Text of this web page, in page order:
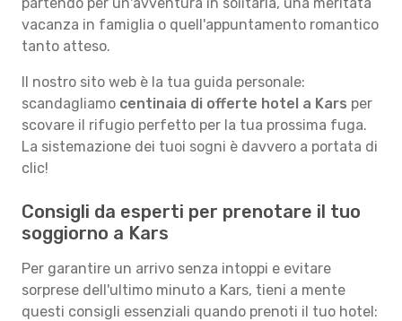
vacanza in famiglia o quell'appuntamento romantico
tanto atteso.
Il nostro sito web è la tua guida personale:
scandagliamo centinaia di offerte hotel a Kars per
scovare il rifugio perfetto per la tua prossima fuga.
La sistemazione dei tuoi sogni è davvero a portata di
clic!
Consigli da esperti per prenotare il tuo
soggiorno a Kars
Per garantire un arrivo senza intoppi e evitare
sorprese dell'ultimo minuto a Kars, tieni a mente
questi consigli essenziali quando prenoti il tuo hotel: